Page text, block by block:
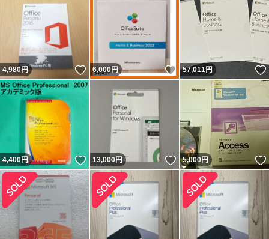
4,980円 いいね！
6,000円 いいね！
57,011円
4,400円 いいね！
13,000円 いいね！
5,000円